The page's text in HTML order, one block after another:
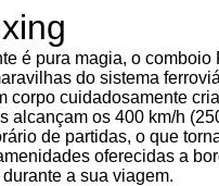
é pura magia, o comboio
do sistema
corpo cuidadosamente
alcançam os 400 km/h
de partidas, o que
oferecidas a
a sua viagem.